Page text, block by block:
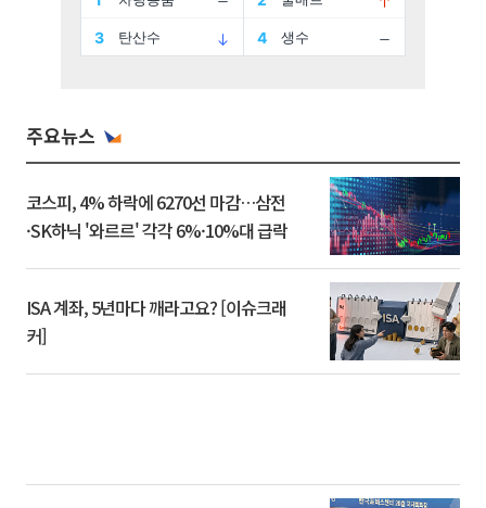
주요뉴스
코스피, 4% 하락에 6270선 마감…삼전
·SK하닉 '와르르' 각각 6%·10%대 급락
ISA 계좌, 5년마다 깨라고요? [이슈크래
커]